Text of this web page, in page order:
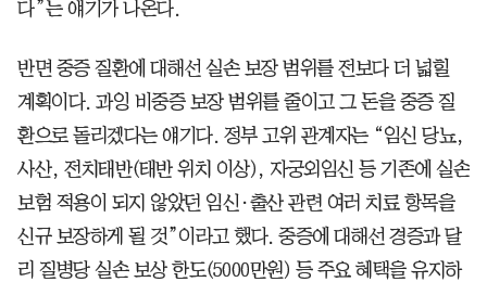
다”는 얘기가 나온다.
반면 중증 질환에 대해선 실손 보장 범위를 전보다 더 넓힐
계획이다. 과잉 비중증 보장 범위를 줄이고 그 돈을 중증 질
환으로 돌리겠다는 얘기다. 정부 고위 관계자는 “임신 당뇨,
사산, 전치태반(태반 위치 이상), 자궁외임신 등 기존에 실손
보험 적용이 되지 않았던 임신·출산 관련 여러 치료 항목을
신규 보장하게 될 것”이라고 했다. 중증에 대해선 경증과 달
리 질병당 실손 보상 한도(5000만원) 등 주요 혜택을 유지하